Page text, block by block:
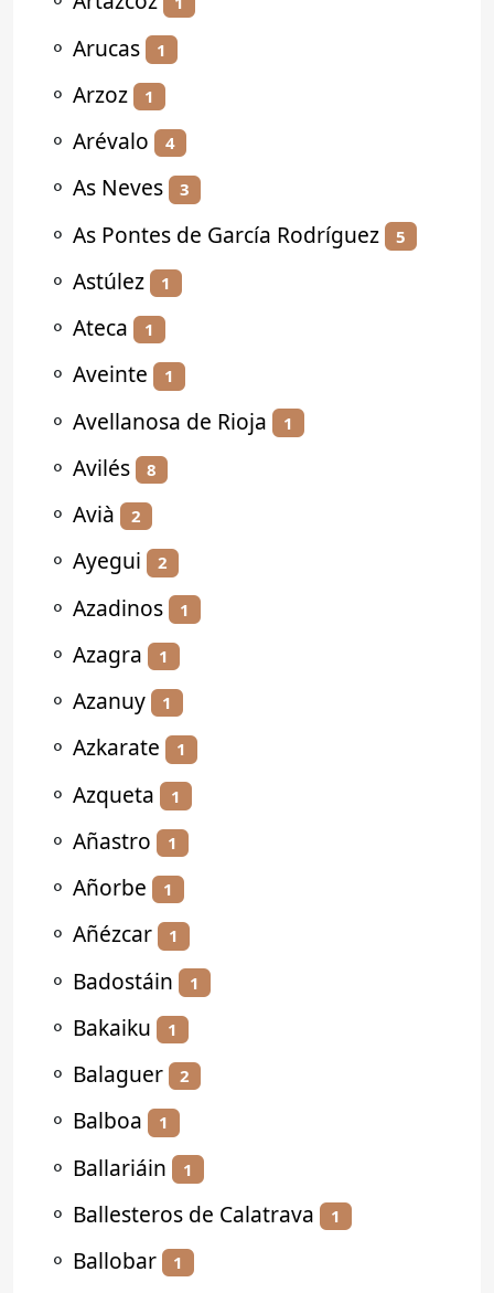
⚬ Arucas 1
⚬ Arzoz 1
⚬ Arévalo 4
⚬ As Neves 3
⚬ As Pontes de García Rodríguez 5
⚬ Astúlez 1
⚬ Ateca 1
⚬ Aveinte 1
⚬ Avellanosa de Rioja 1
⚬ Avilés 8
⚬ Avià 2
⚬ Ayegui 2
⚬ Azadinos 1
⚬ Azagra 1
⚬ Azanuy 1
⚬ Azkarate 1
⚬ Azqueta 1
⚬ Añastro 1
⚬ Añorbe 1
⚬ Añézcar 1
⚬ Badostáin 1
⚬ Bakaiku 1
⚬ Balaguer 2
⚬ Balboa 1
⚬ Ballariáin 1
⚬ Ballesteros de Calatrava 1
⚬ Ballobar 1